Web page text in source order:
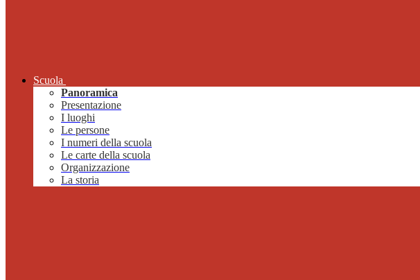
Scuola
Panoramica
Presentazione
I luoghi
Le persone
I numeri della scuola
Le carte della scuola
Organizzazione
La storia